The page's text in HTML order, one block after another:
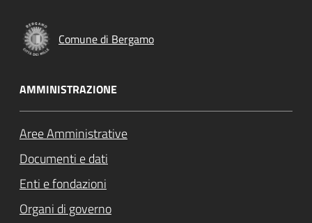
Comune di Bergamo
AMMINISTRAZIONE
Aree Amministrative
Documenti e dati
Enti e fondazioni
Organi di governo